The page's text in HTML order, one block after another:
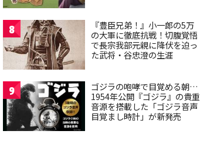
8
『豊臣兄弟！』小一郎の5万
の大軍に徹底抗戦！切腹覚悟
で長宗我部元親に降伏を迫っ
た武将・谷忠澄の生涯
9
ゴジラの咆哮で目覚める朝…
1954年公開『ゴジラ』の貴重
音源を搭載した「ゴジラ音声
目覚まし時計」が新発売